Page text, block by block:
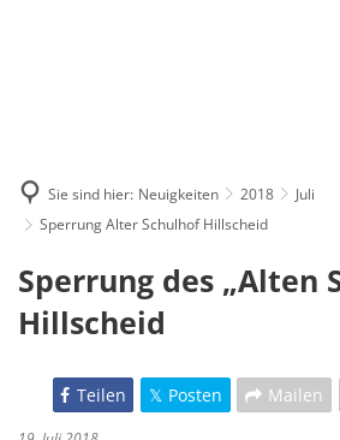
Sie sind hier: Neuigkeiten 2018
Juli
Sperrung Alter Schulhof Hillscheid
Sperrung des „Alten
Hillscheid
Teilen Posten Mailen